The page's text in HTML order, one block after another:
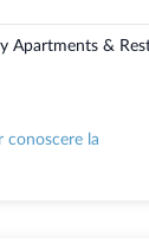
Apartments &
conoscere la